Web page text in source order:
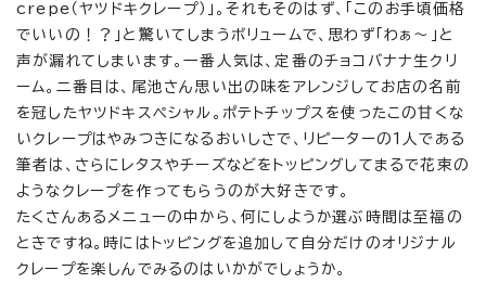
crepe（ヤツドキクレープ）」。それもそのはず、「このお手頃価格
でいいの！？」と驚いてしまうボリュームで、思わず「わぁ～」と
声が漏れてしまいます。一番人気は、定番のチョコバナナ生クリ
ーム。二番目は、尾池さん思い出の味をアレンジしてお店の名前
を冠したヤツドキスペシャル。ポテトチップスを使ったこの甘くな
いクレープはやみつきになるおいしさで、リピーターの1人である
筆者は、さらにレタスやチーズなどをトッピングしてまるで花束の
ようなクレープを作ってもらうのが大好きです。
たくさんあるメニューの中から、何にしようか選ぶ時間は至福の
ときですね。時にはトッピングを追加して自分だけのオリジナル
クレープを楽しんでみるのはいかがでしょうか。